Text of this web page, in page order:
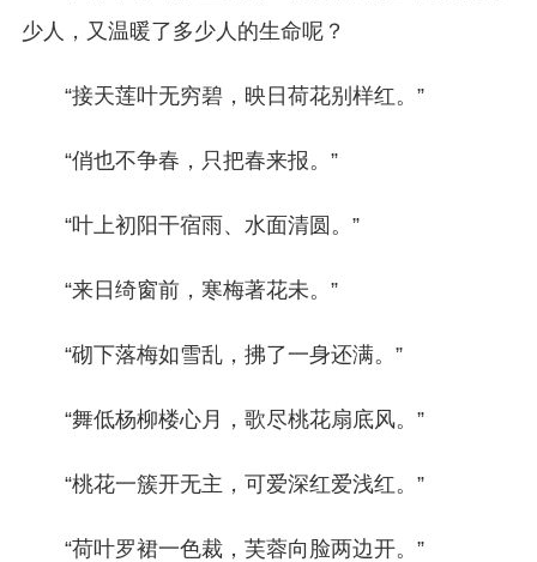
少人，又温暖了多少人的生命呢？
“接天莲叶无穷碧，映日荷花别样红。”
“俏也不争春，只把春来报。”
“叶上初阳干宿雨、水面清圆。”
“来日绮窗前，寒梅著花未。”
“砌下落梅如雪乱，拂了一身还满。”
“舞低杨柳楼心月，歌尽桃花扇底风。”
“桃花一簇开无主，可爱深红爱浅红。”
“荷叶罗裙一色裁，芙蓉向脸两边开。”